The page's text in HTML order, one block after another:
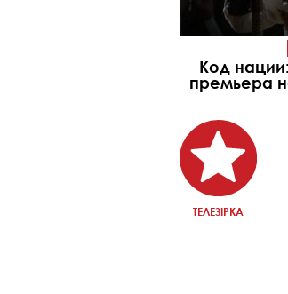
Код
премьера
ТЕЛЕЗІРКА